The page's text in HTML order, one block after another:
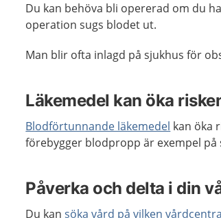
Du kan behöva bli opererad om du
operation sugs blodet ut.
Man blir ofta inlagd på sjukhus för
Läkemedel kan öka
Blodförtunnande läkemedel kan öka
förebygger blodpropp är exempel
Påverka och delta i din
Du kansöka vård på vilken